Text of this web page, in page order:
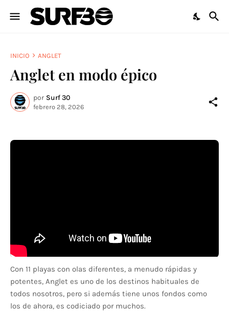
INICIO ANGLET
Anglet en modo épico
por Surf 30
febrero 28, 2026
Con 11 playas con olas diferentes, a menudo rápidas y
potentes, Anglet es uno de los destinos habituales de
todos nosotros, pero si además tiene unos fondos como
los de ahora, es codiciado por muchos.